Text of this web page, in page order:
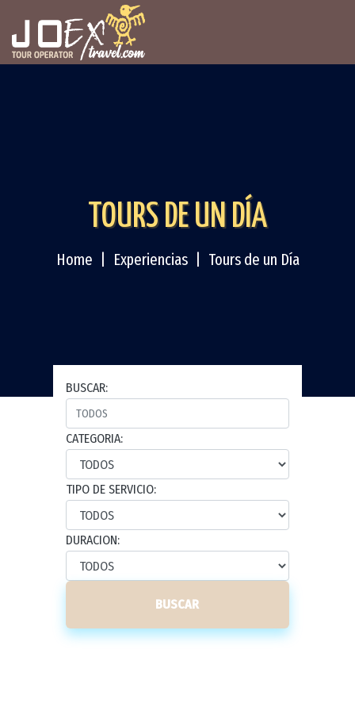
BUSCAR:
CATEGORIA:
TIPO DE SERVICIO:
DURACION:
BUSCAR
TOURS DE UN DÍA
Home Experiencias Tours de un Día